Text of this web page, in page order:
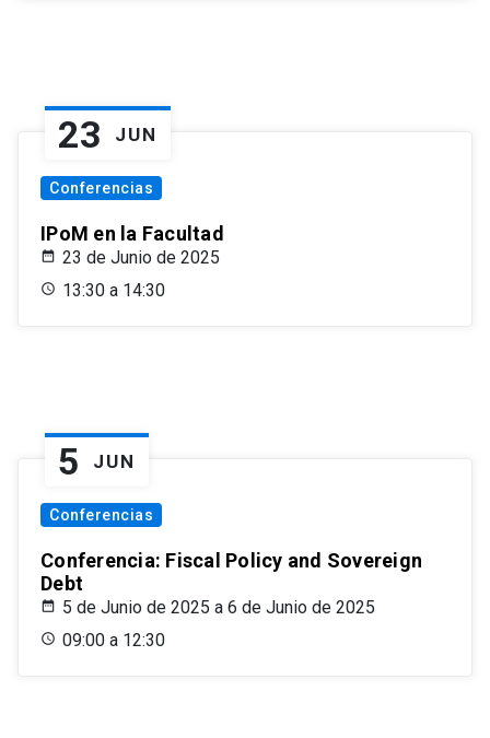
23 JUN
Conferencias
IPoM en la Facultad
23 de Junio de 2025
13:30 a 14:30
5 JUN
Conferencias
Conferencia: Fiscal Policy and Sovereign
Debt
5 de Junio de 2025 a 6 de Junio de 2025
09:00 a 12:30